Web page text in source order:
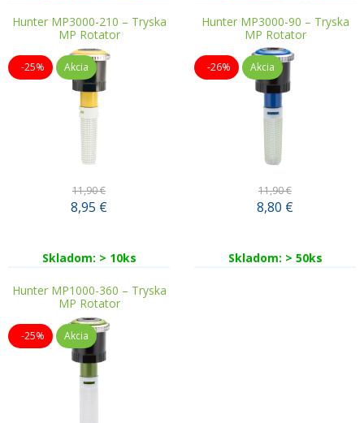
Hunter MP3000-210 – Tryska
MP Rotator
-25% Akcia
11,90 €
8,95 €
Skladom: > 10ks
Hunter MP3000-90 – Tryska
MP Rotator
-26% Akcia
11,90 €
8,80 €
Skladom: > 50ks
Hunter MP1000-360 – Tryska
MP Rotator
-25% Akcia